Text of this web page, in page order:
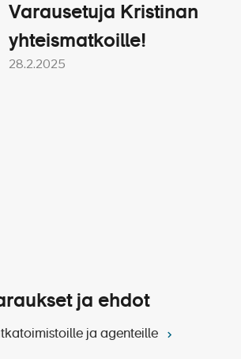
Varausetuja Kristinan
yhteismatkoille!
28.2.2025
ja ehdot
ja agenteille